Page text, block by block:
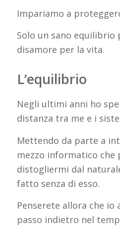
Impariamo a
Solo un sano equilibrio
disamore per la vita.
L’equilibrio
Negli ultimi anni ho
distanza tra me e i
Mettendo da parte a
mezzo informatico che
distogliermi dal
fatto senza di esso.
Penserete allora che
passo indietro nel